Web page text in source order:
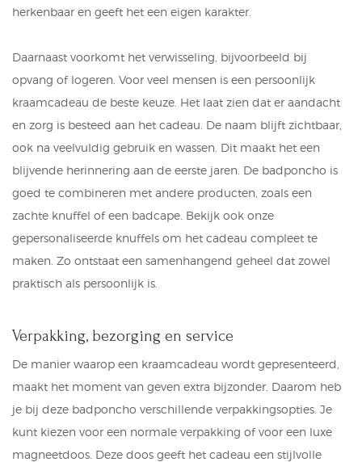
herkenbaar en geeft het een eigen karakter.
Daarnaast voorkomt het verwisseling, bijvoorbeeld bij
opvang of logeren. Voor veel mensen is een persoonlijk
kraamcadeau de beste keuze. Het laat zien dat er aandacht
en zorg is besteed aan het cadeau. De naam blijft zichtbaar,
ook na veelvuldig gebruik en wassen. Dit maakt het een
blijvende herinnering aan de eerste jaren. De badponcho is
goed te combineren met andere producten, zoals een
zachte knuffel of een badcape . Bekijk ook onze
gepersonaliseerde knuffels om het cadeau compleet te
maken. Zo ontstaat een samenhangend geheel dat zowel
praktisch als persoonlijk is.
Verpakking, bezorging en service
De manier waarop een kraamcadeau wordt gepresenteerd,
maakt het moment van geven extra bijzonder. Daarom heb
je bij deze badponcho verschillende verpakkingsopties. Je
kunt kiezen voor een normale verpakking of voor een luxe
magneetdoos. Deze doos geeft het cadeau een stijlvolle